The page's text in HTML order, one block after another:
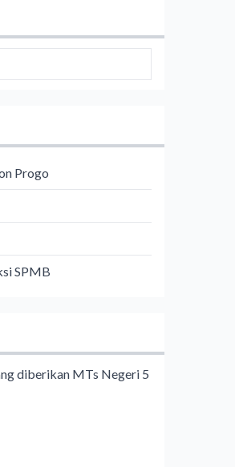
Progo
SPMB
diberikan MTs Negeri 5